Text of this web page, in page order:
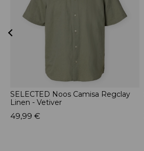
SELECTED Noos Camisa Regclay
Linen - Vetiver
49,99 €